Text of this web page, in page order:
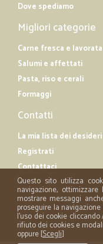
Dove spediamo
Migliori categorie
Carne fresca e lavorata
Salumi e affettati
Pasta, riso e cerali
Formaggi
Contatti
La mia lista dei desideri
Registrati
Contattaci
Questo sito utilizza
navigazione,
mostrare messaggi
proseguire la
l'uso dei cookie
rifiuto dei cookies e
oppure [Scegli]